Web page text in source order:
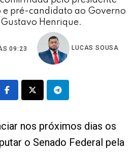
pré-candidato ao Governo
Henrique.
09:23 LUCAS SOUSA
nos próximos dias os
o Senado Federal pela